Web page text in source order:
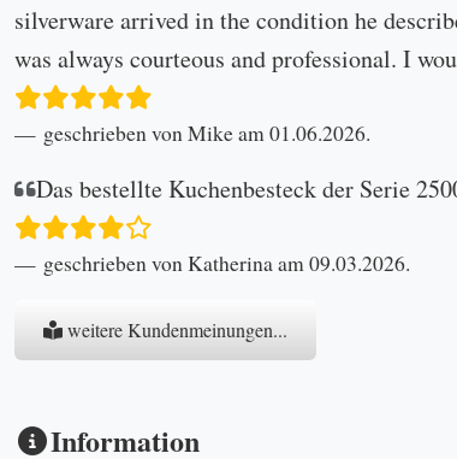
silverware arrived in the condition he
was always courteous and professional. I
geschrieben von Mike am 01.06.2026.
Das bestellte Kuchenbesteck der Serie
geschrieben von Katherina am 09.03.2026.
weitere Kundenmeinungen...
Information